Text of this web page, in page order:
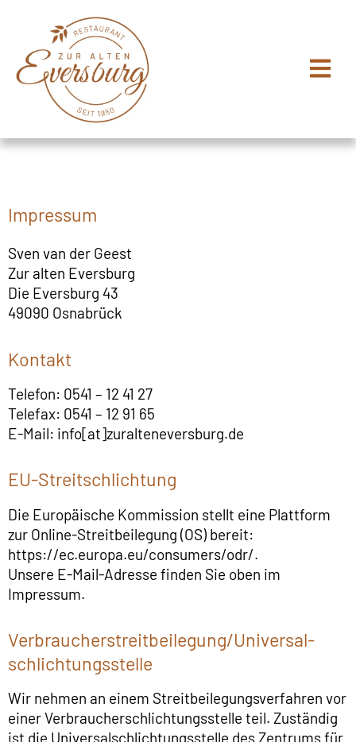
springen
Impressum
Sven van der Geest
Zur alten Eversburg
Die Eversburg 43
49090 Osnabrück
Kontakt
Telefon: 0541 – 12 41 27
Telefax: 0541 – 12 91 65
E-Mail: info[at]zuralteneversburg.de
EU-Streitschlichtung
Die Europäische Kommission stellt eine Plattform
zur Online-Streitbeilegung (OS) bereit:
https://ec.europa.eu/consumers/odr/.
Unsere E-Mail-Adresse finden Sie oben im
Impressum.
Verbraucher­streit­beilegung/Universal­
schlichtungs­stelle
Wir nehmen an einem Streitbeilegungsverfahren vor
einer Verbraucherschlichtungsstelle teil. Zuständig
ist die Universalschlichtungsstelle des Zentrums für